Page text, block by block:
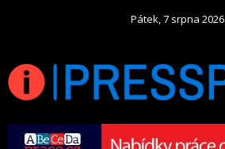
Pátek, 7 srpna 2026